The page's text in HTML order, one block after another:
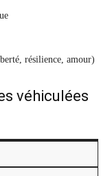
résilience, amour)
véhiculées